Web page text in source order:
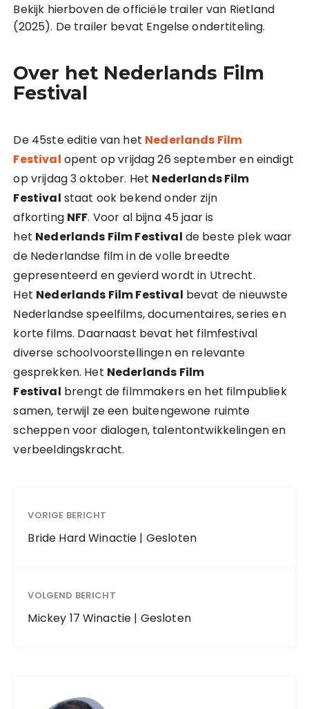
Bekijk hierboven de officiële trailer van Rietland
(2025). De trailer bevat Engelse ondertiteling.
Over het Nederlands Film
Festival
De 45ste editie van het Nederlands Film
Festival opent op vrijdag 26 september en eindigt
op vrijdag 3 oktober. Het Nederlands Film
Festival staat ook bekend onder zijn
afkorting NFF. Voor al bijna 45 jaar is
het Nederlands Film Festival de beste plek waar
de Nederlandse film in de volle breedte
gepresenteerd en gevierd wordt in Utrecht.
Het Nederlands Film Festival bevat de nieuwste
Nederlandse speelfilms, documentaires, series en
korte films. Daarnaast bevat het filmfestival
diverse schoolvoorstellingen en relevante
gesprekken. Het Nederlands Film
Festival brengt de filmmakers en het filmpubliek
samen, terwijl ze een buitengewone ruimte
scheppen voor dialogen, talentontwikkelingen en
verbeeldingskracht.
VORIGE BERICHT
Bride Hard Winactie | Gesloten
VOLGEND BERICHT
Mickey 17 Winactie | Gesloten